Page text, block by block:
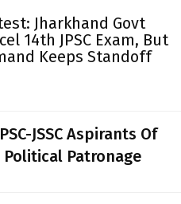
Jharkhand Govt
14th JPSC Exam, But
Keeps Standoff
JSSC Aspirants Of
Political Patronage